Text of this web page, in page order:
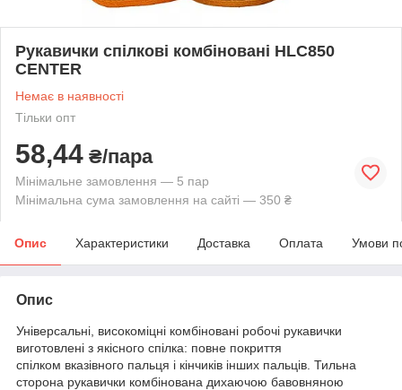
Рукавички спілкові комбіновані HLC850
CENTER
Немає в наявності
Тільки опт
58,44 ₴/пара
Мінімальне замовлення — 5 пар
Мінімальна сума замовлення на сайті — 350 ₴
Опис Характеристики Доставка Оплата Умови
Опис
Універсальні, високоміцні комбіновані робочі рукавички
виготовлені з якісного спілка: повне покриття
спілком вказівного пальця і ​​кінчиків інших пальців. Тильна
сторона рукавички комбінована дихаючою бавовняною